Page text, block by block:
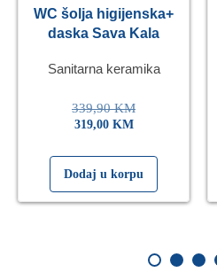
WC šolja higijenska+
daska Sava Kala
Sanitarna keramika
339,90KM
319,00 KM
Dodaj u korpu